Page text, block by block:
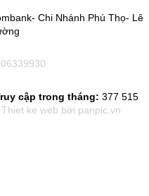
Chi Nhánh Phú Thọ- Lê
cập trong tháng: 377 515
Thiet ke web bới panpic.vn